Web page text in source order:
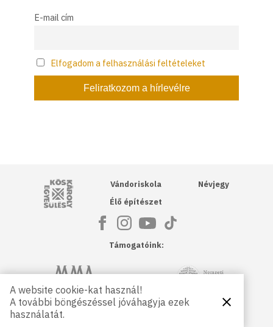
E-mail cím
Elfogadom a felhasználási feltételeket
Kós Károly Egyesülés
Vándoriskola
Élő építészet
Névjegy
Támogatóink:
Magyar Művészeti Akadémia NKA
Petőfi Kulturális Ügynökség
A website cookie-kat használ!
A további böngészéssel jóváhagyja ezek
használatát.
Bezárás